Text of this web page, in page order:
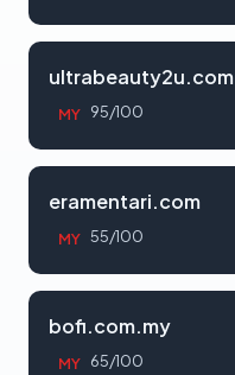
ultrabeauty2u.com
MY 95/100
eramentari.com
MY 55/100
bofi.com.my
MY 65/100